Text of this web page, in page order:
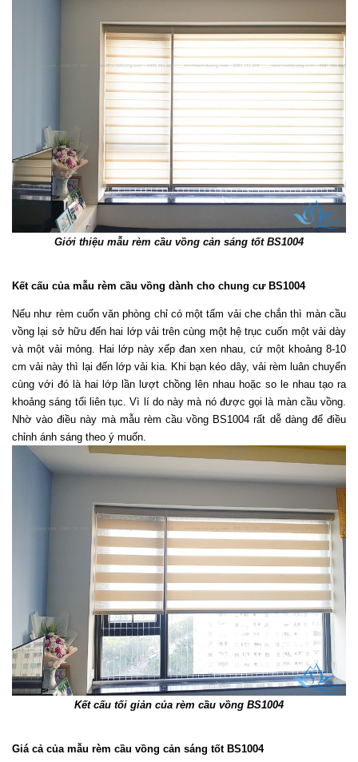
Giới thiệu mẫu rèm cầu vồng cản sáng tốt BS1004
Kết cấu của mẫu rèm cầu vồng dành cho chung cư BS1004
Nếu như rèm cuốn văn phòng chỉ có một tấm vải che chắn thì màn cầu
vồng lại sở hữu đến hai lớp vải trên cùng một hệ trục cuốn một vải dày
và một vải mỏng. Hai lớp này xếp đan xen nhau, cứ một khoảng 8-10
cm vải này thì lại đến lớp vải kia. Khi bạn kéo dây, vải rèm luân chuyển
cùng với đó là hai lớp lần lượt chồng lên nhau hoặc so le nhau tạo ra
khoảng sáng tối liên tục. Vì lí do này mà nó được gọi là màn cầu vồng.
Nhờ vào điều này mà mẫu rèm cầu vồng BS1004 rất dễ dàng để điều
chỉnh ánh sáng theo ý muốn.
Kết cấu tối giản của rèm cầu vồng BS1004
Giá cả của mẫu rèm cầu vồng cản sáng tốt BS1004